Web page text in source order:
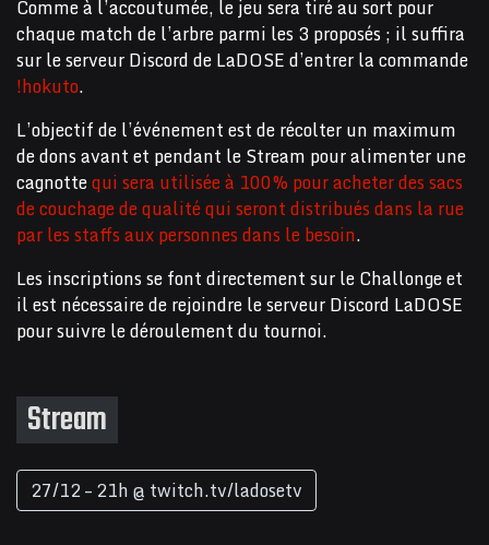
Comme à l’accoutumée, le jeu sera tiré au sort pour
chaque match de l’arbre parmi les 3 proposés ; il suffira
sur le serveur Discord de LaDOSE d’entrer la commande
!hokuto.
L’objectif de l’événement est de récolter un maximum
de dons avant et pendant le Stream pour alimenter une
cagnottequi sera utilisée à 100% pour acheter des sacs
de couchage de qualité qui seront distribués dans la rue
par les staffs aux personnes dans le besoin.
Les inscriptions se font directement sur le Challonge et
il est nécessaire de rejoindre le serveur Discord LaDOSE
pour suivre le déroulement du tournoi.
Stream
27/12 – 21h @ twitch.tv/ladosetv